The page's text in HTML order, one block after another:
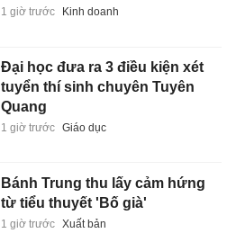
1 giờ trước Kinh doanh
Đại học đưa ra 3 điều kiện xét
tuyển thí sinh chuyên Tuyên
Quang
1 giờ trước Giáo dục
Bánh Trung thu lấy cảm hứng
từ tiểu thuyết 'Bố già'
1 giờ trước Xuất bản